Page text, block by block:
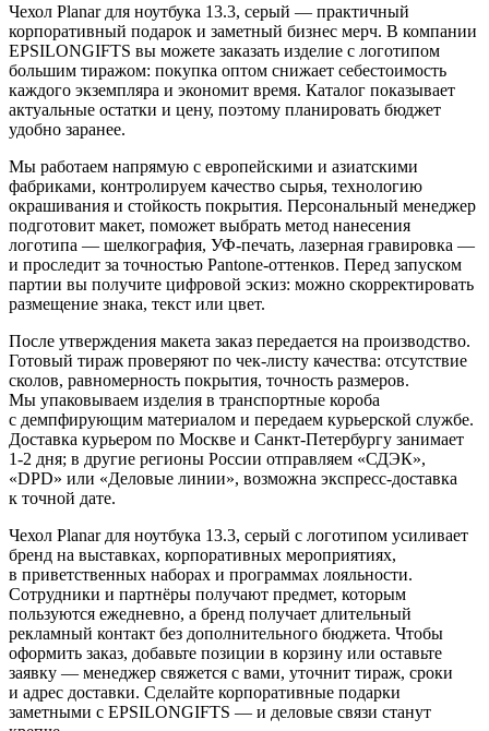
Чехол Planar для ноутбука 13.3, серый — практичный
корпоративный подарок и заметный бизнес мерч. В компании
EPSILONGIFTS вы можете заказать изделие с логотипом
большим тиражом: покупка оптом снижает себестоимость
каждого экземпляра и экономит время. Каталог показывает
актуальные остатки и цену, поэтому планировать бюджет
удобно заранее.
Мы работаем напрямую с европейскими и азиатскими
фабриками, контролируем качество сырья, технологию
окрашивания и стойкость покрытия. Персональный менеджер
подготовит макет, поможет выбрать метод нанесения
логотипа — шелкография, УФ-печать, лазерная гравировка —
и проследит за точностью Pantone-оттенков. Перед запуском
партии вы получите цифровой эскиз: можно скорректировать
размещение знака, текст или цвет.
После утверждения макета заказ передается на производство.
Готовый тираж проверяют по чек-листу качества: отсутствие
сколов, равномерность покрытия, точность размеров.
Мы упаковываем изделия в транспортные короба
с демпфирующим материалом и передаем курьерской службе.
Доставка курьером по Москве и Санкт-Петербургу занимает
1-2 дня; в другие регионы России отправляем «СДЭК»,
«DPD» или «Деловые линии», возможна экспресс-доставка
к точной дате.
Чехол Planar для ноутбука 13.3, серый с логотипом усиливает
бренд на выставках, корпоративных мероприятиях,
в приветственных наборах и программах лояльности.
Сотрудники и партнёры получают предмет, которым
пользуются ежедневно, а бренд получает длительный
рекламный контакт без дополнительного бюджета. Чтобы
оформить заказ, добавьте позиции в корзину или оставьте
заявку — менеджер свяжется с вами, уточнит тираж, сроки
и адрес доставки. Сделайте корпоративные подарки
заметными с EPSILONGIFTS — и деловые связи станут